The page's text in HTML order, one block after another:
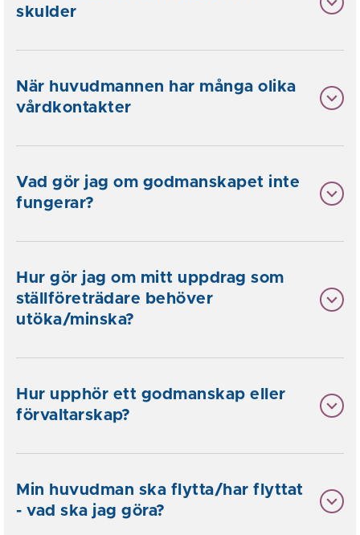
skulder
När huvudmannen har många olika
vårdkontakter
Vad gör jag om godmanskapet inte
fungerar?
Hur gör jag om mitt uppdrag som
ställföreträdare behöver
utöka/minska?
Hur upphör ett godmanskap eller
förvaltarskap?
Min huvudman ska flytta/har flyttat
- vad ska jag göra?